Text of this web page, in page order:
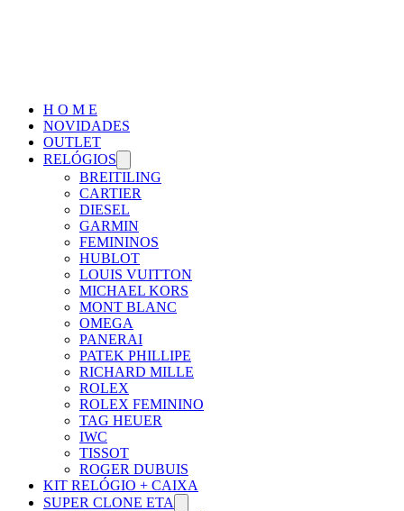
H O M E
NOVIDADES
OUTLET
RELÓGIOS
BREITILING
CARTIER
DIESEL
GARMIN
FEMININOS
HUBLOT
LOUIS VUITTON
MICHAEL KORS
MONT BLANC
OMEGA
PANERAI
PATEK PHILLIPE
RICHARD MILLE
ROLEX
ROLEX FEMININO
TAG HEUER
IWC
TISSOT
ROGER DUBUIS
KIT RELÓGIO + CAIXA
SUPER CLONE ETA